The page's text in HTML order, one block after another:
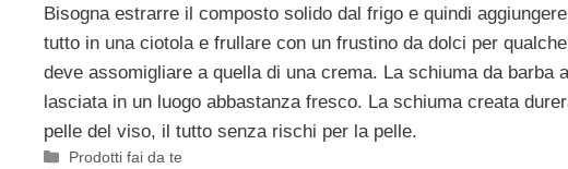
Bisogna estrarre il composto solido dal frigo e quindi
tutto in una ciotola e frullare con un frustino da dolci per
deve assomigliare a quella di una crema. La schiuma da
lasciata in un luogo abbastanza fresco. La schiuma creata
pelle del viso, il tutto senza rischi per la pelle.
Categorie
Prodotti fai da te